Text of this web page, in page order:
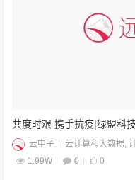
共度时艰 携手抗疫|绿盟科
云中子 云计算和大数据,
1.99W
0 0